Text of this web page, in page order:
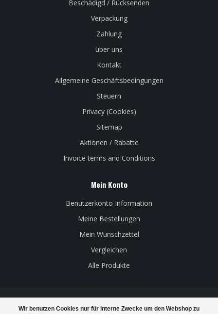
Wir benutzen Cookies nur für interne Zwecke um den Webshop zu
Beschädigd / Rücksenden
Verpackung
Zahlung
über uns
Kontakt
Allgemeine Geschäftsbedingungen
Steuern
Privacy (Cookies)
Sitemap
Aktionen / Rabatte
Invoice terms and Conditions
Mein Konto
Benutzerkonto Information
Meine Bestellungen
Mein Wunschzettel
Vergleichen
Alle Produkte